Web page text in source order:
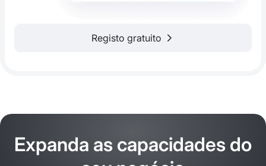
Registo gratuito
Expanda as capacidades do